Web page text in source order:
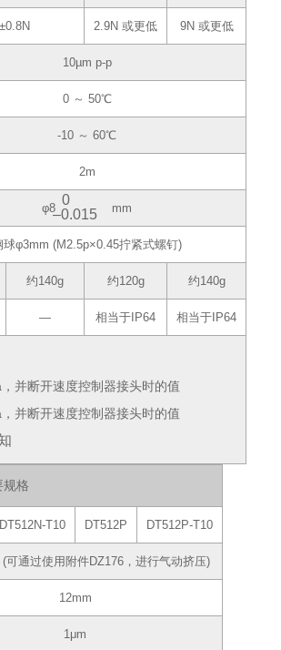
并断开速度控制器接头时的值
并断开速度控制器接头时的值
2.9N 或更低 9N 或更低
10µm p-p
0 ～ 50℃
-10 ～ 60℃
2m
φ8
0
‒0.015
mm
球φ3mm (M2.5p×0.45拧紧式螺钉)
约140g 约120g 约140g
― 相当于IP64 相当于IP64
规格
DT512N-T10 DT512P DT512P-T10
可通过使用附件DZ176，进行气动挤压)
12mm
1μm